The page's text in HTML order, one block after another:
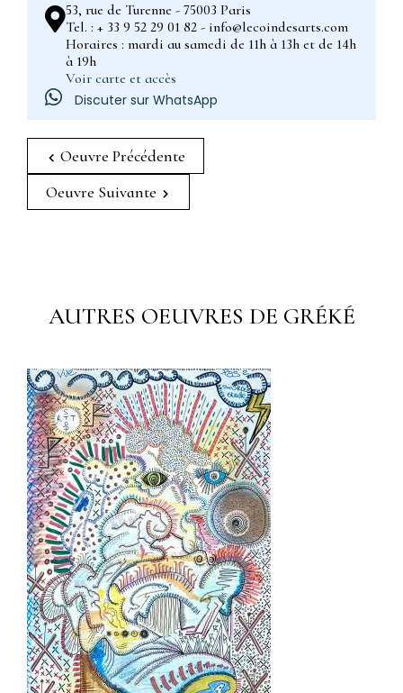
53, rue de Turenne - 75003 Paris
Tel. : + 33 9 52 29 01 82 - info@lecoindesarts.com
Horaires : mardi au samedi de 11h à 13h et de 14h
à 19h
Voir carte et accès
Discuter sur WhatsApp
Oeuvre Précédente
Oeuvre Suivante
AUTRES OEUVRES DE GRÉKÉ